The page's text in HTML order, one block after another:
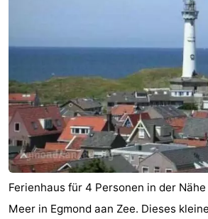
Kontakt
Ferienhaus für 4 Personen in der
Meer in Egmond aan Zee. Dieses